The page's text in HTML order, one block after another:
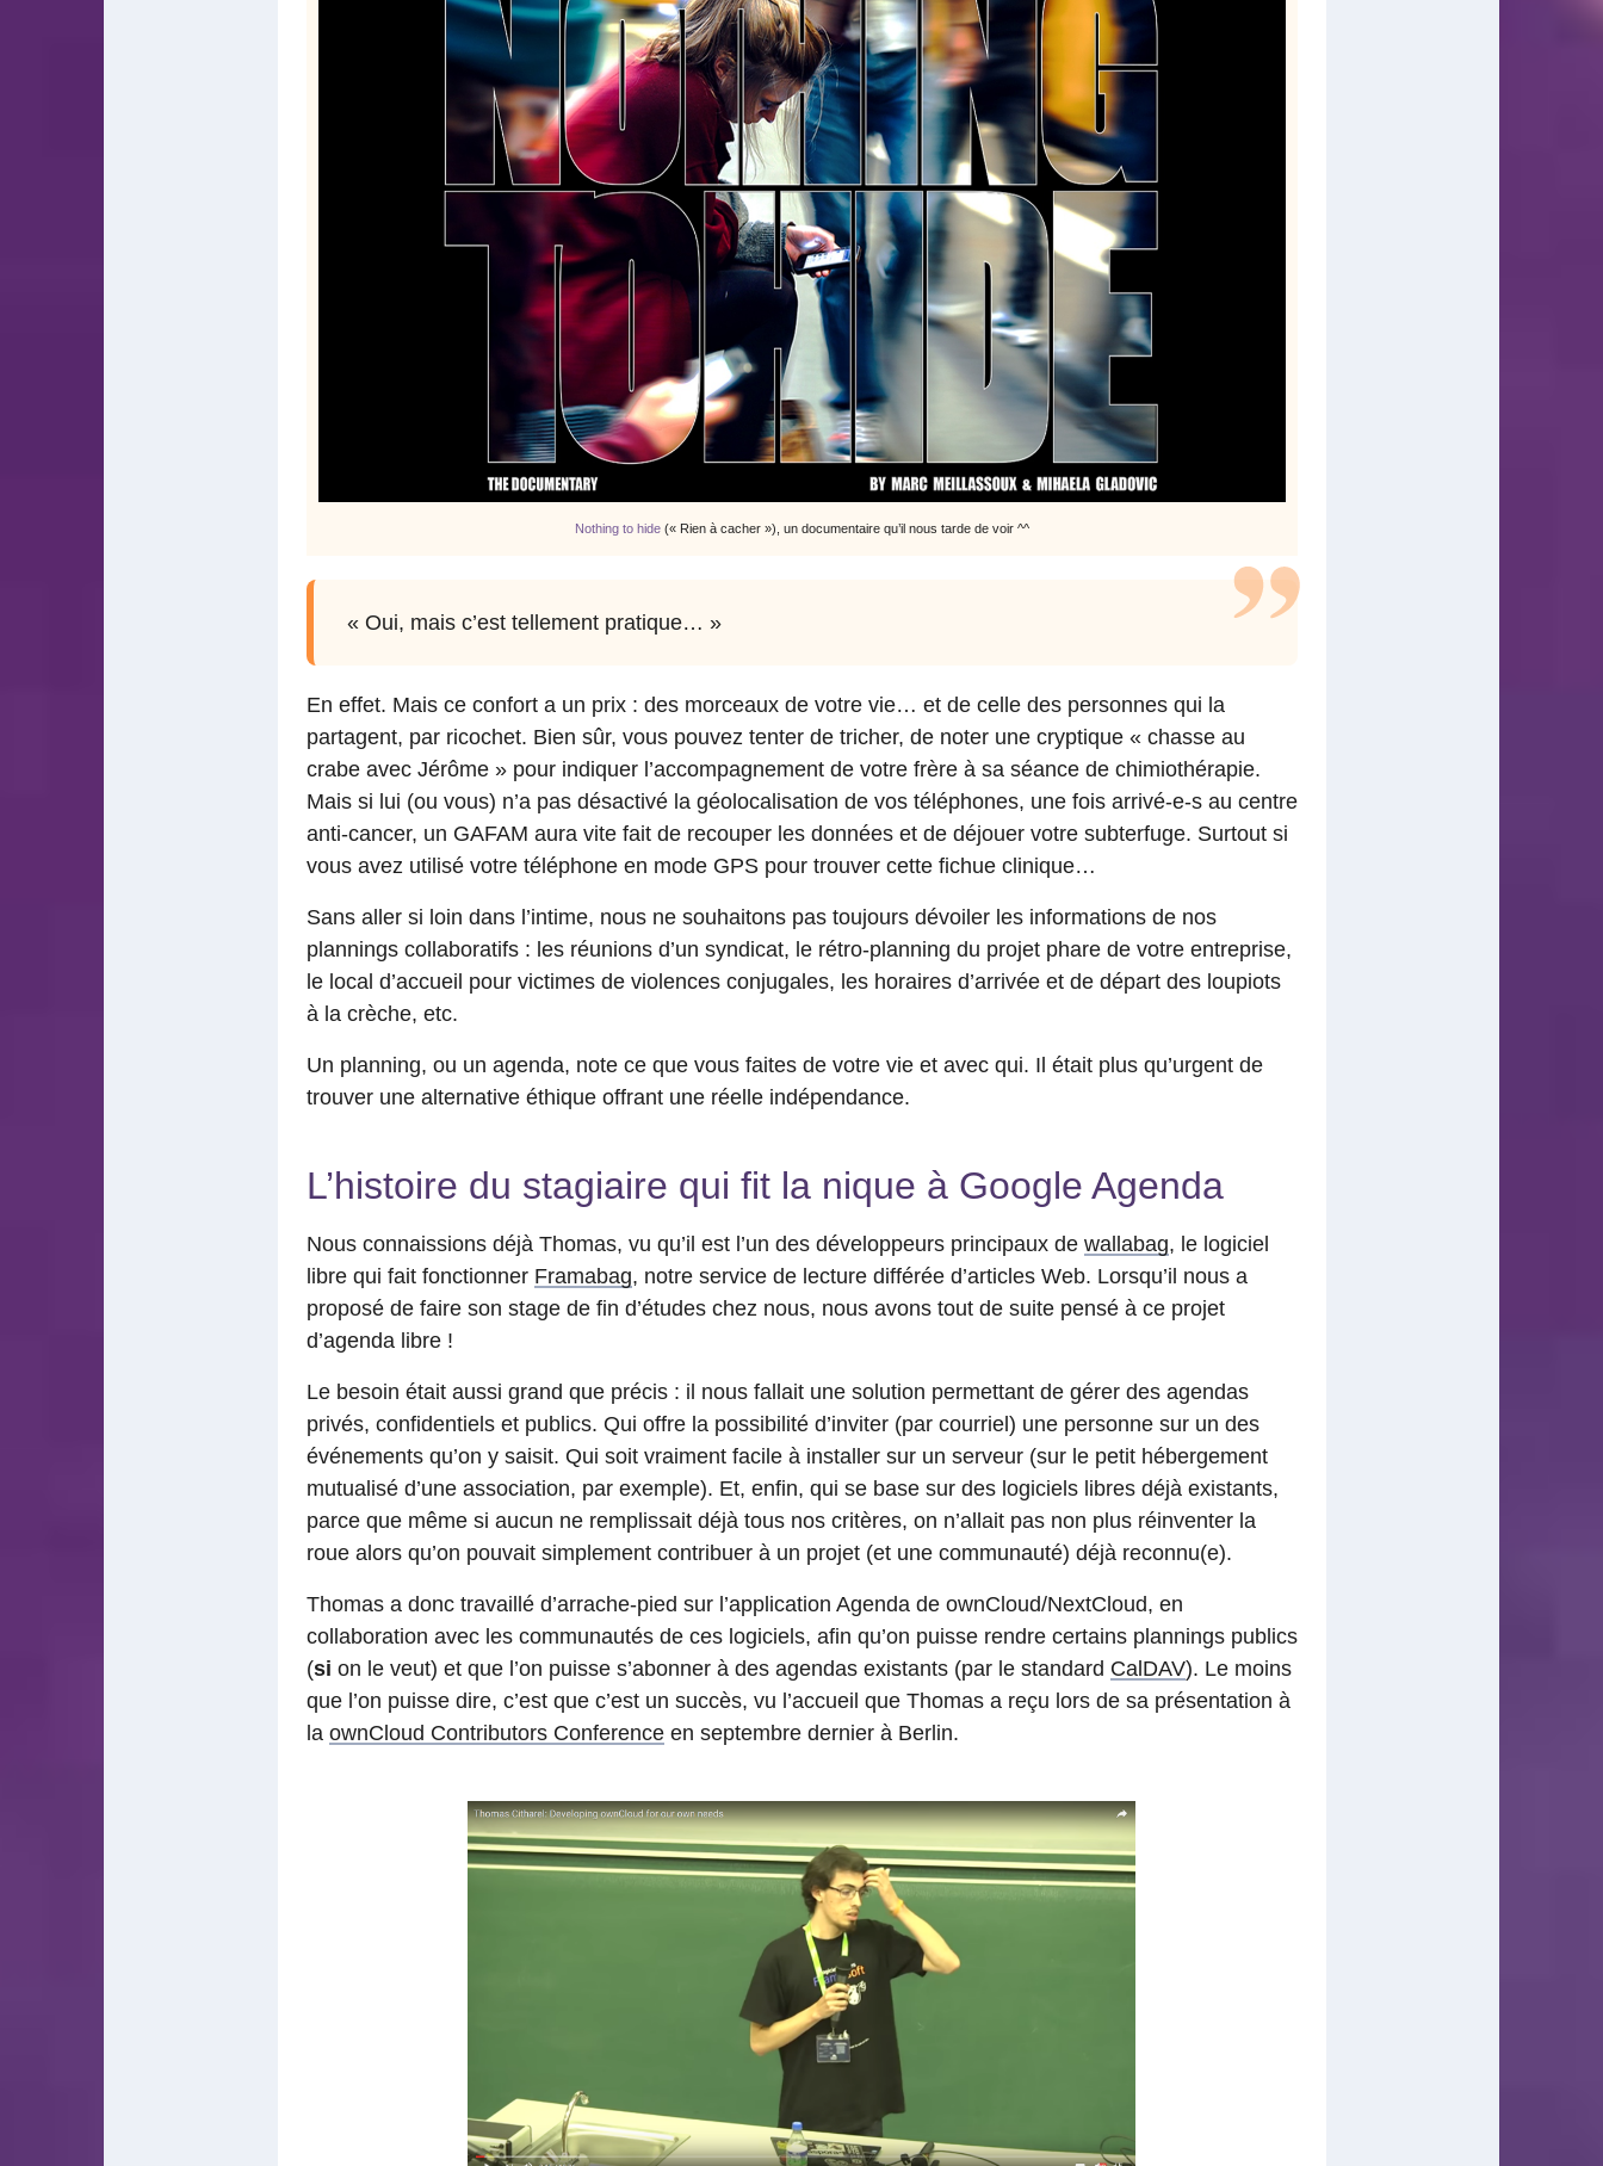
Nothing to hide(« Rien à cacher »), un documentaire qu’il nous tarde de voir ^^
« Oui, mais c’est tellement pratique… »
En effet. Mais ce confort a un prix : des morceaux de votre vie… et de celle des personnes qui la
partagent, par ricochet. Bien sûr, vous pouvez tenter de tricher, de noter une cryptique « chasse au
crabe avec Jérôme » pour indiquer l’accompagnement de votre frère à sa séance de chimiothérapie.
Mais si lui (ou vous) n’a pas désactivé la géolocalisation de vos téléphones, une fois arrivé-e-s au centre
anti-cancer, un GAFAM aura vite fait de recouper les données et de déjouer votre subterfuge. Surtout si
vous avez utilisé votre téléphone en mode GPS pour trouver cette fichue clinique…
Sans aller si loin dans l’intime, nous ne souhaitons pas toujours dévoiler les informations de nos
plannings collaboratifs : les réunions d’un syndicat, le rétro-planning du projet phare de votre entreprise,
le local d’accueil pour victimes de violences conjugales, les horaires d’arrivée et de départ des loupiots
à la crèche, etc.
Un planning, ou un agenda, note ce que vous faites de votre vie et avec qui. Il était plus qu’urgent de
trouver une alternative éthique offrant une réelle indépendance.
L’histoire du stagiaire qui fit la nique à Google Agenda
Nous connaissions déjà Thomas, vu qu’il est l’un des développeurs principaux de wallabag, le logiciel
libre qui fait fonctionner Framabag, notre service de lecture différée d’articles Web. Lorsqu’il nous a
proposé de faire son stage de fin d’études chez nous, nous avons tout de suite pensé à ce projet
d’agenda libre !
Le besoin était aussi grand que précis : il nous fallait une solution permettant de gérer des agendas
privés, confidentiels et publics. Qui offre la possibilité d’inviter (par courriel) une personne sur un des
événements qu’on y saisit. Qui soit vraiment facile à installer sur un serveur (sur le petit hébergement
mutualisé d’une association, par exemple). Et, enfin, qui se base sur des logiciels libres déjà existants,
parce que même si aucun ne remplissait déjà tous nos critères, on n’allait pas non plus réinventer la
roue alors qu’on pouvait simplement contribuer à un projet (et une communauté) déjà reconnu(e).
Thomas a donc travaillé d’arrache-pied sur l’application Agenda de ownCloud/NextCloud, en
collaboration avec les communautés de ces logiciels, afin qu’on puisse rendre certains plannings publics
(si on le veut) et que l’on puisse s’abonner à des agendas existants (par le standard CalDAV). Le moins
que l’on puisse dire, c’est que c’est un succès, vu l’accueil que Thomas a reçu lors de sa présentation à
la ownCloud Contributors Conferenceen septembre dernier à Berlin.